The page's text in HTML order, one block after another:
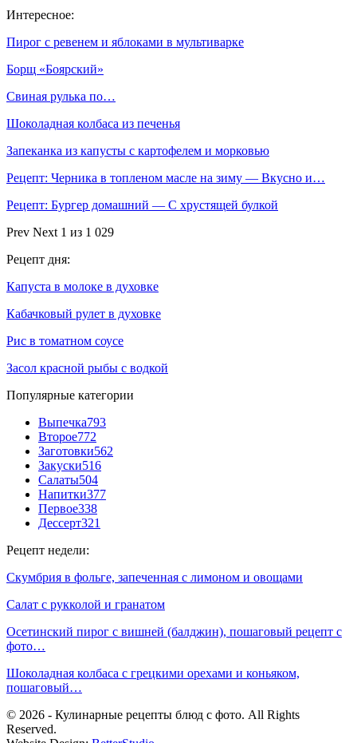
Интересное:
Пирог с ревенем и яблоками в мультиварке
Борщ «Боярский»
Свиная рулька по…
Шоколадная колбаса из печенья
Запеканка из капусты с картофелем и морковью
Рецепт: Черника в топленом масле на зиму — Вкусно и…
Рецепт: Бургер домашний — С хрустящей булкой
Prev Next 1 из 1 029
Рецепт дня:
Капуста в молоке в духовке
Кабачковый рулет в духовке
Рис в томатном соусе
Засол красной рыбы с водкой
Популярные категории
Выпечка793
Второе772
Заготовки562
Закуски516
Салаты504
Напитки377
Первое338
Дессерт321
Рецепт недели:
Скумбрия в фольге, запеченная с лимоном и овощами
Салат с рукколой и гранатом
Осетинский пирог с вишней (балджин), пошаговый рецепт с
фото…
Шоколадная колбаса с грецкими орехами и коньяком,
пошаговый…
© 2026 - Кулинарные рецепты блюд с фото. All Rights
Reserved.